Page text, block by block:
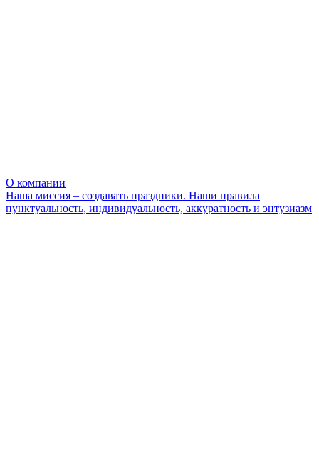
О компании
Наша миссия – создавать праздники. Наши правила
пунктуальность, индивидуальность, аккуратность и энтузиазм